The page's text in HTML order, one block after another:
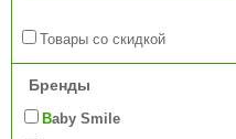
Товары со скидкой
Бренды
Baby Smile